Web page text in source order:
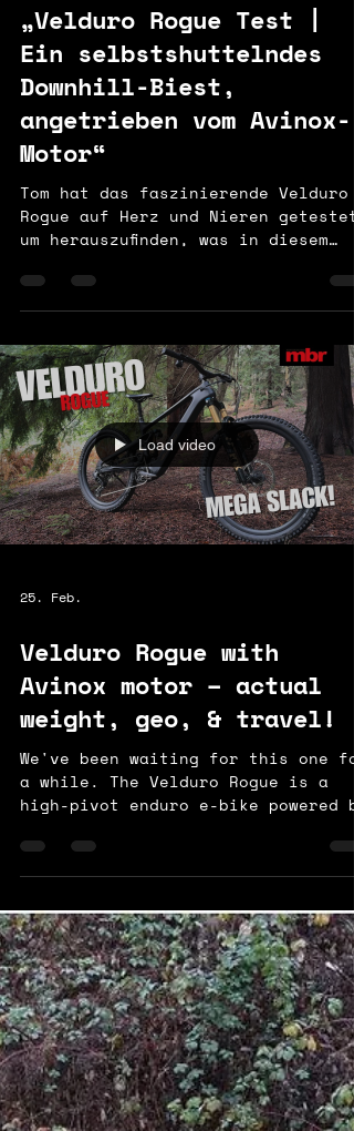
„Velduro Rogue Test |
Ein selbstshuttelndes
Downhill-Biest,
angetrieben vom Avinox-
Motor“
Tom hat das faszinierende Velduro
Rogue auf Herz und Nieren
um herauszufinden, was in diesem
weniger als klassisches All-
Mountain, sondern eher als
Powerhouse. Videolink:
https://youtu.be/n4tn2xgvoyc?
si=rfCP3F2dJS5nlVdX
Load video
25. Feb.
Velduro Rogue with
Avinox motor – actual
weight, geo, & travel!
We've been waiting for this one
a while. The Velduro Rogue is a
high-pivot enduro e-bike powered
been sent one for testing, and the
first thing we did was get it in
weight, geo, and travel. Chapters:
0:01 Intro 0:22 Key features 1:12
Competitors 2:16 Geometry and
sizing 4:00 Weight This is the first
Avinox-powered e-bike we know of
that's available as a frame-only,
making it an attractive opti